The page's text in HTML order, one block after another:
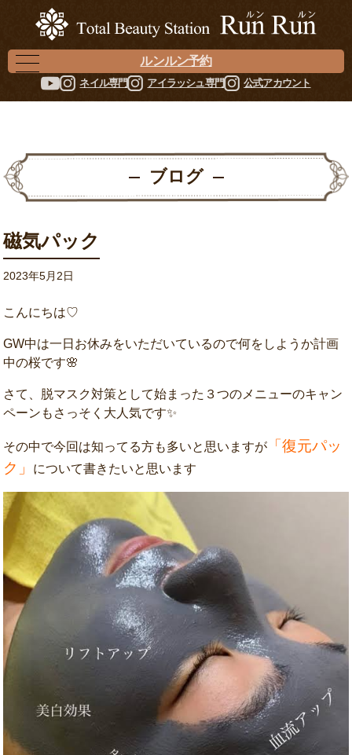
ルンルン予約
ネイル専門 アイラッシュ専門 公式アカウント
ブログ
磁気パック
2023年5月2日
こんにちは♡
GW中は一日お休みをいただいているので何をしようか計画
中の桜です🌸
さて、脱マスク対策として始まった３つのメニューのキャン
ペーンもさっそく大人気です✨
その中で今回は知ってる方も多いと思いますが
「復元パッ
ク」
について書きたいと思います